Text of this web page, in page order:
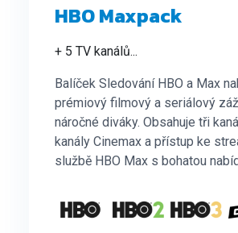
HBO Maxpack
+ 5 TV kanálů...
Balíček Sledování HBO a Max
prémiový filmový a seriálový
náročné diváky. Obsahuje tři
kanály Cinemax a přístup ke
službě HBO Max s bohatou